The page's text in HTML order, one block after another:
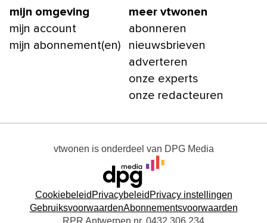
mijn omgeving
mijn account
mijn abonnement(en)
meer vtwonen
abonneren
nieuwsbrieven
adverteren
onze experts
onze redacteuren
vtwonen is onderdeel van DPG Media
Cookiebeleid Privacybeleid Privacy instellingen
GebruiksvoorwaardenAbonnementsvoorwaarden
RPR Antwerpen nr. 0432.306.234